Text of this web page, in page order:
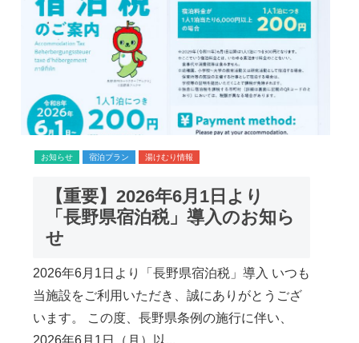
お知らせ 宿泊プラン 湯けむり情報
【重要】2026年6月1日より
「長野県宿泊税」導入のお知ら
せ
2026年6月1日より「長野県宿泊税」導入 いつも
当施設をご利用いただき、誠にありがとうござ
います。 この度、長野県条例の施行に伴い、
2026年6月1日（月）以...